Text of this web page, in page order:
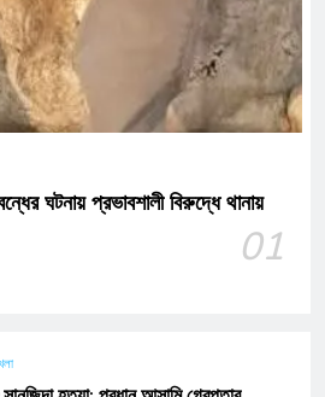
ঘটনায় প্রভাবশালী বিরুদ্ধে থানায়
01